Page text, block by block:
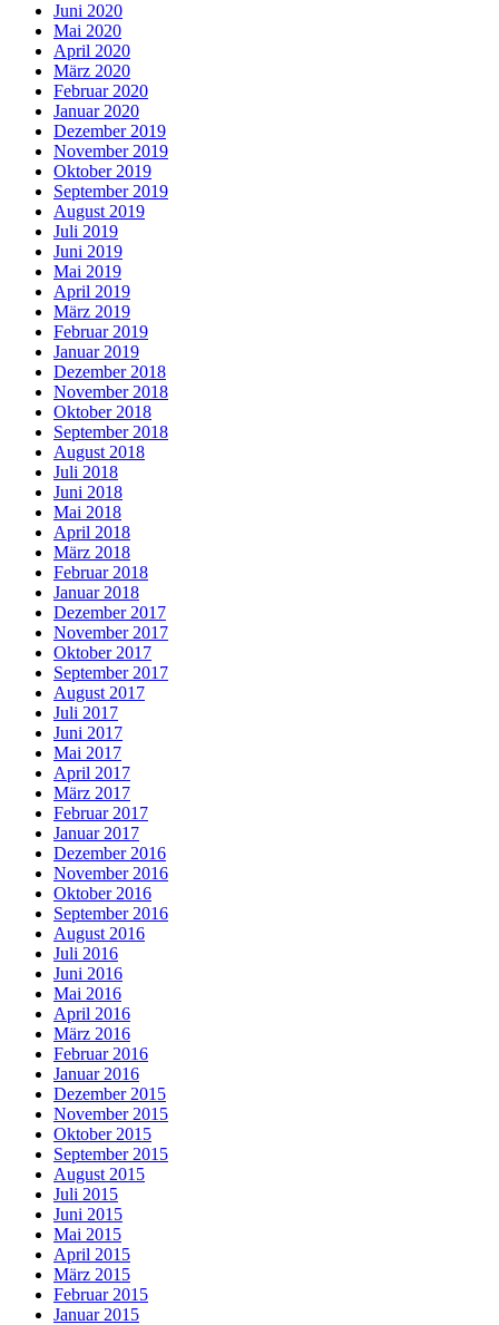
Juni 2020
Mai 2020
April 2020
März 2020
Februar 2020
Januar 2020
Dezember 2019
November 2019
Oktober 2019
September 2019
August 2019
Juli 2019
Juni 2019
Mai 2019
April 2019
März 2019
Februar 2019
Januar 2019
Dezember 2018
November 2018
Oktober 2018
September 2018
August 2018
Juli 2018
Juni 2018
Mai 2018
April 2018
März 2018
Februar 2018
Januar 2018
Dezember 2017
November 2017
Oktober 2017
September 2017
August 2017
Juli 2017
Juni 2017
Mai 2017
April 2017
März 2017
Februar 2017
Januar 2017
Dezember 2016
November 2016
Oktober 2016
September 2016
August 2016
Juli 2016
Juni 2016
Mai 2016
April 2016
März 2016
Februar 2016
Januar 2016
Dezember 2015
November 2015
Oktober 2015
September 2015
August 2015
Juli 2015
Juni 2015
Mai 2015
April 2015
März 2015
Februar 2015
Januar 2015